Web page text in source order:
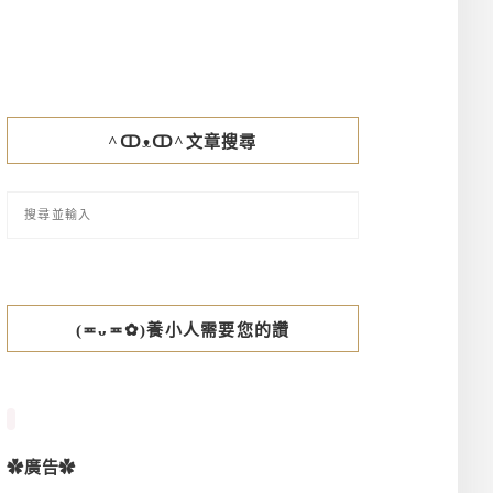
^ↀᴥↀ^文章搜尋
(≖ᴗ≖✿)養小人需要您的讚
✿廣告✿